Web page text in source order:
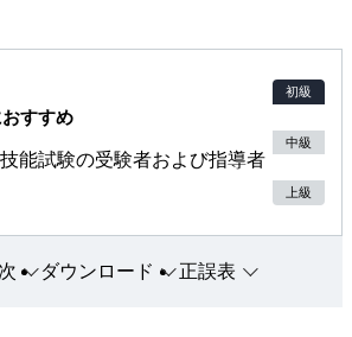
すすめ
能試験の受験者および指導者
初級
中級
上級
ダウンロード 正誤表